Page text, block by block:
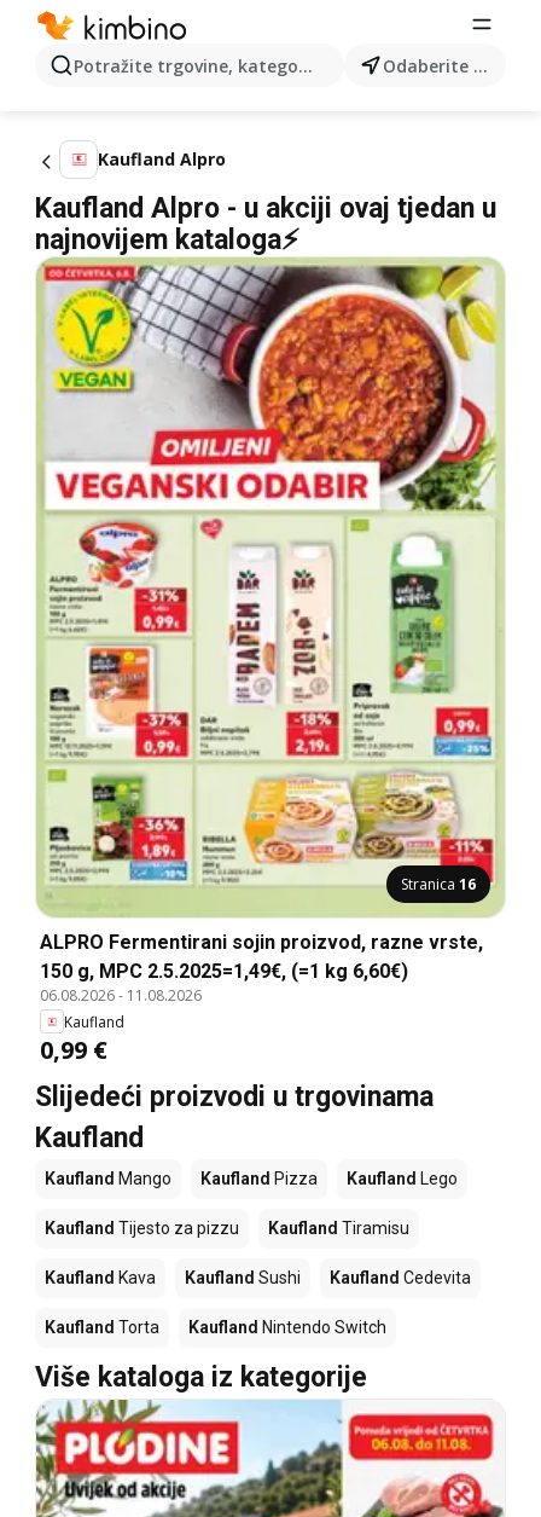
Potražite trgovine, kategorije, proizvode... Odaberite grad
Kaufland Alpro
Kaufland Alpro - u akciji ovaj tjedan u
najnovijem kataloga⚡
Stranica 16
ALPRO Fermentirani sojin proizvod, razne vrste,
150 g, MPC 2.5.2025=1,49€, (=1 kg 6,60€)
06.08.2026- 11.08.2026
Kaufland
0,99 €
Slijedeći proizvodi u trgovinama
Kaufland
Kaufland Mango Kaufland Pizza Kaufland Lego
Kaufland Tijesto za pizzu Kaufland Tiramisu
Kaufland Kava Kaufland Sushi Kaufland Cedevita
Kaufland Torta Kaufland Nintendo Switch
Više kataloga iz kategorije